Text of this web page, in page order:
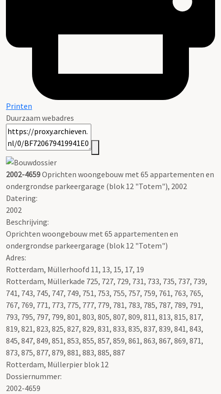
Printen
Duurzaam webadres
2002-4659Oprichten woongebouw met 65 appartementen en
ondergrondse parkeergarage (blok 12 "Totem"), 2002
Datering:
2002
Beschrijving:
Oprichten woongebouw met 65 appartementen en
ondergrondse parkeergarage (blok 12 "Totem")
Adres:
Rotterdam, Müllerhoofd 11, 13, 15, 17, 19
Rotterdam, Müllerkade 725, 727, 729, 731, 733, 735, 737, 739,
741, 743, 745, 747, 749, 751, 753, 755, 757, 759, 761, 763, 765,
767, 769, 771, 773, 775, 777, 779, 781, 783, 785, 787, 789, 791,
793, 795, 797, 799, 801, 803, 805, 807, 809, 811, 813, 815, 817,
819, 821, 823, 825, 827, 829, 831, 833, 835, 837, 839, 841, 843,
845, 847, 849, 851, 853, 855, 857, 859, 861, 863, 867, 869, 871,
873, 875, 877, 879, 881, 883, 885, 887
Rotterdam, Müllerpier blok 12
Dossiernummer:
2002-4659